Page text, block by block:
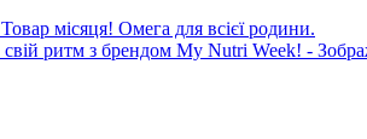
Товар місяця! Омега для всієї родини.